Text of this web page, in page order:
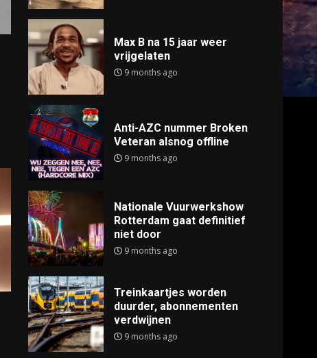
Max B na 15 jaar weer
vrijgelaten
9 months ago
Anti-AZC nummer Broken
Veteran alsnog offline
9 months ago
Nationale Vuurwerkshow
Rotterdam gaat definitief
niet door
9 months ago
Treinkaartjes worden
duurder, abonnementen
verdwijnen
9 months ago